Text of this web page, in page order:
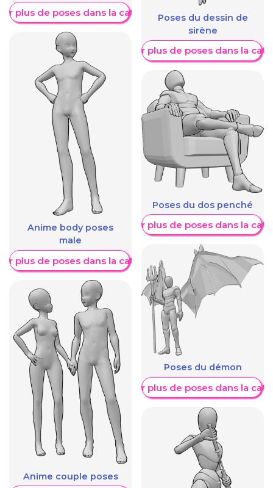
plus de poses dans la catégorie
Anime body poses
male
plus de poses dans la catégorie
Anime couple poses
Poses du dessin de
sirène
Afficher plus de poses dans la
Poses du dos penché
Afficher plus de poses dans la
Poses du démon
Afficher plus de poses dans la